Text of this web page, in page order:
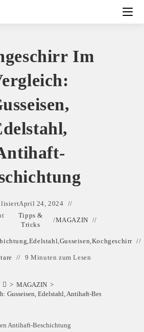
Im
April 24, 2024
Tipps &
Tricks
/MAGAZIN
,Edelstahl,Gusseisen,Kochgeschirr
9 Minuten zum Lesen
> MAGAZIN >
Gusseisen, Edelstahl, Antihaft-Beschichtung